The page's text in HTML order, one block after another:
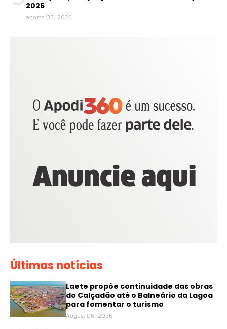
2026
agosto 05, 2026
Últimas notícias
Laete propõe continuidade das obras
do Calçadão até o Balneário da Lagoa
para fomentar o turismo
August 06, 2026